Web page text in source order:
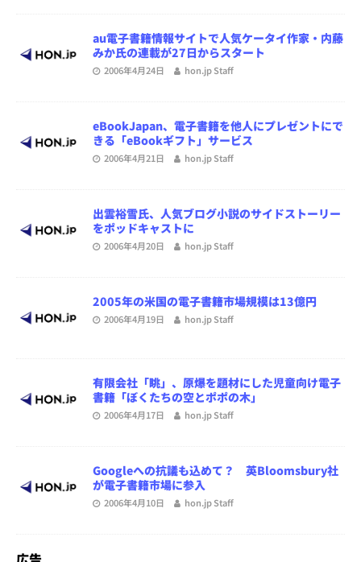
au電子書籍情報サイトで人気ケータイ作家・内藤
みか氏の連載が27日からスタート
2006年4月24日 hon.jp Staff
eBookJapan、電子書籍を他人にプレゼントにで
きる「eBookギフト」サービス
2006年4月21日 hon.jp Staff
出雲裕雪氏、人気ブログ小説のサイドストーリー
をポッドキャストに
2006年4月20日 hon.jp Staff
2005年の米国の電子書籍市場規模は13億円
2006年4月19日 hon.jp Staff
有限会社「眺」、原爆を題材にした児童向け電子
書籍「ぼくたちの空とポポの木」
2006年4月17日 hon.jp Staff
Googleへの抗議も込めて？ 英Bloomsbury社
が電子書籍市場に参入
2006年4月10日 hon.jp Staff